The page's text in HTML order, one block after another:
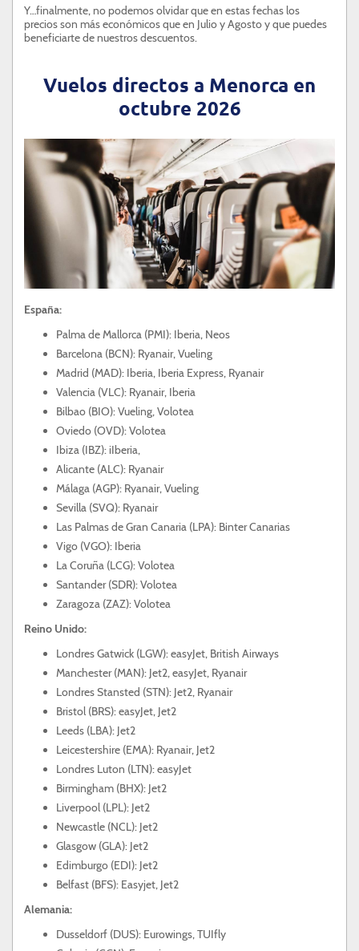
Y…finalmente, no podemos olvidar que en estas fechas los
precios son más económicos que en Julio y Agosto y que puedes
beneficiarte de nuestros descuentos.
Vuelos directos a Menorca en
octubre 2026
España:
Palma de Mallorca (PMI): Iberia, Neos
Barcelona (BCN): Ryanair, Vueling
Madrid (MAD): Iberia, Iberia Express, Ryanair
Valencia (VLC): Ryanair, Iberia
Bilbao (BIO): Vueling, Volotea
Oviedo (OVD): Volotea
Ibiza (IBZ): iIberia,
Alicante (ALC): Ryanair
Málaga (AGP): Ryanair, Vueling
Sevilla (SVQ): Ryanair
Las Palmas de Gran Canaria (LPA): Binter Canarias
Vigo (VGO): Iberia
La Coruña (LCG): Volotea
Santander (SDR): Volotea
Zaragoza (ZAZ): Volotea
Reino Unido:
Londres Gatwick (LGW): easyJet, British Airways
Manchester (MAN): Jet2, easyJet, Ryanair
Londres Stansted (STN): Jet2, Ryanair
Bristol (BRS): easyJet, Jet2
Leeds (LBA): Jet2
Leicestershire (EMA): Ryanair, Jet2
Londres Luton (LTN): easyJet
Birmingham (BHX): Jet2
Liverpool (LPL): Jet2
Newcastle (NCL): Jet2
Glasgow (GLA): Jet2
Edimburgo (EDI): Jet2
Belfast (BFS): Easyjet, Jet2
Alemania:
Dusseldorf (DUS): Eurowings, TUIfly